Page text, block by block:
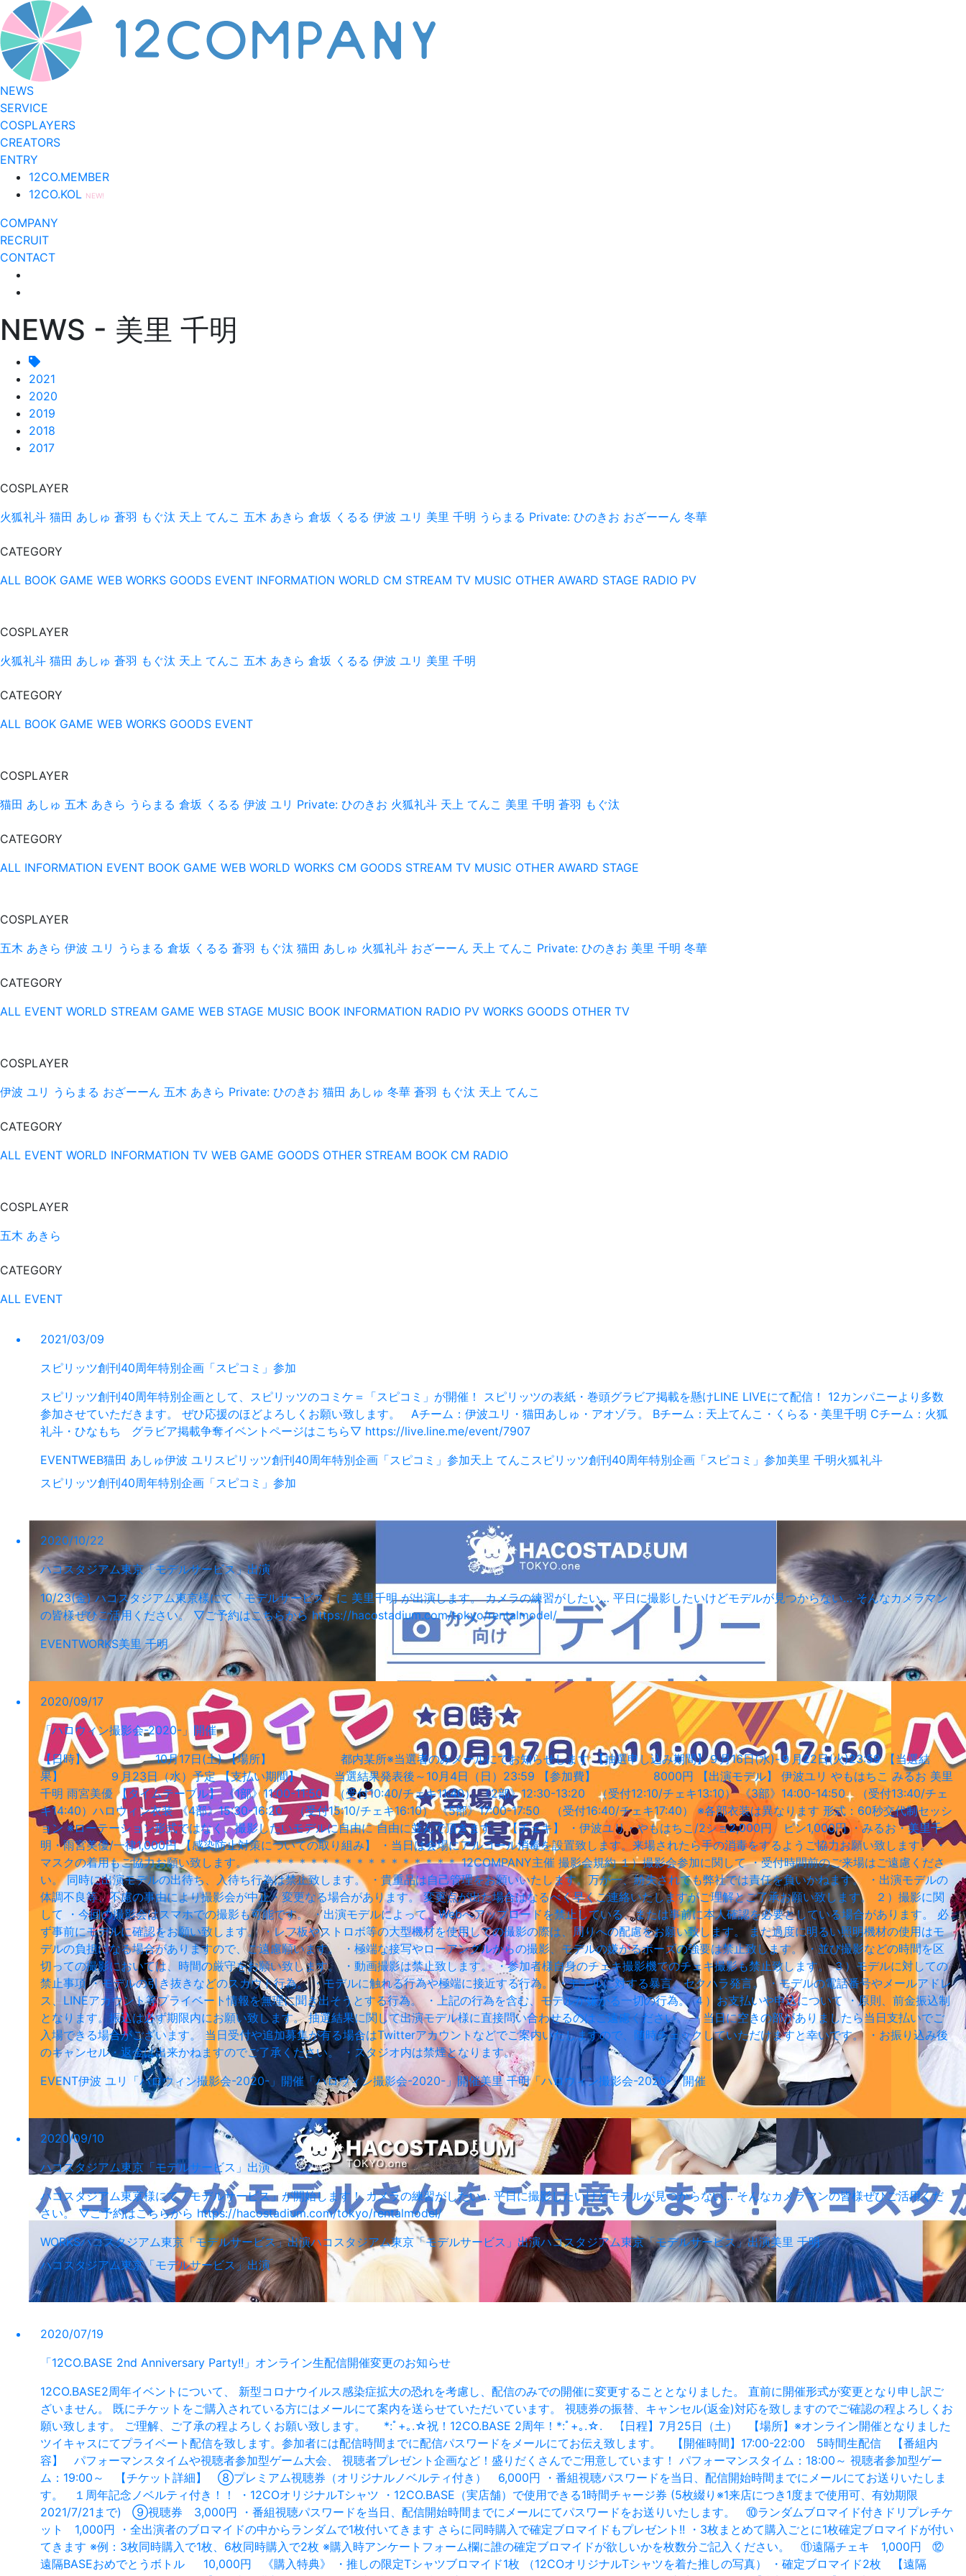
NEWS
SERVICE
COSPLAYERS
CREATORS
ENTRY
12CO.MEMBER
12CO.KOL NEW!
COMPANY
RECRUIT
CONTACT
NEWS - 美里 千明
2021
2020
2019
2018
2017
COSPLAYER
火狐礼斗 猫田 あしゅ 蒼羽 もぐ汰 天上 てんこ 五木 あきら 倉坂 くるる 伊波 ユリ 美里 千明 うらまる Private: ひのきお おざーーん 冬華
CATEGORY
ALL BOOK GAME WEB WORKS GOODS EVENT INFORMATION WORLD CM STREAM TV MUSIC OTHER AWARD STAGE RADIO PV
COSPLAYER
火狐礼斗 猫田 あしゅ 蒼羽 もぐ汰 天上 てんこ 五木 あきら 倉坂 くるる 伊波 ユリ 美里 千明
CATEGORY
ALL BOOK GAME WEB WORKS GOODS EVENT
COSPLAYER
猫田 あしゅ 五木 あきら うらまる 倉坂 くるる 伊波 ユリ Private: ひのきお 火狐礼斗 天上 てんこ 美里 千明 蒼羽 もぐ汰
CATEGORY
ALL INFORMATION EVENT BOOK GAME WEB WORLD WORKS CM GOODS STREAM TV MUSIC OTHER AWARD STAGE
COSPLAYER
五木 あきら 伊波 ユリ うらまる 倉坂 くるる 蒼羽 もぐ汰 猫田 あしゅ 火狐礼斗 おざーーん 天上 てんこ Private: ひのきお 美里 千明 冬華
CATEGORY
ALL EVENT WORLD STREAM GAME WEB STAGE MUSIC BOOK INFORMATION RADIO PV WORKS GOODS OTHER TV
COSPLAYER
伊波 ユリ うらまる おざーーん 五木 あきら Private: ひのきお 猫田 あしゅ 冬華 蒼羽 もぐ汰 天上 てんこ
CATEGORY
ALL EVENT WORLD INFORMATION TV WEB GAME GOODS OTHER STREAM BOOK CM RADIO
COSPLAYER
五木 あきら
CATEGORY
ALL EVENT
2021/03/09
スピリッツ創刊40周年特別企画「スピコミ」参加
スピリッツ創刊40周年特別企画として、スピリッツのコミケ＝「スピコミ」が開催！ スピリッツの表紙・巻頭グラビア掲載を懸けLINE LIVEにて配信！ 12カンパニーより多数
参加させていただきます。 ぜひ応援のほどよろしくお願い致します。 Aチーム：伊波ユリ・猫田あしゅ・アオゾラ。 Bチーム：天上てんこ・くらる・美里千明 Cチーム：火狐
礼斗・ひなもち グラビア掲載争奪イベントページはこちら▽ https://live.line.me/event/7907
EVENTWEB猫田 あしゅ伊波 ユリ スピリッツ創刊40周年特別企画「スピコミ」参加天上 てんこ スピリッツ創刊40周年特別企画「スピコミ」参加美里 千明火狐礼斗
スピリッツ創刊40周年特別企画「スピコミ」参加
2020/10/22
ハコスタジアム東京「モデルサービス」出演
10/23(金) ハコスタジアム東京様にて「モデルサービス」に 美里千明 が出演します。 カメラの練習がしたい… 平日に撮影したいけどモデルが見つからない… そんなカメラマン
の皆様ぜひご活用ください。 ▽ご予約はこちらから https://hacostadium.com/tokyo/rentalmodel/
EVENTWORKS美里 千明
2020/09/17
「ハロウィン撮影会-2020-」開催
【日時】 10月17日(土) 【場所】 都内某所※当選者のみメールにてお知らせします 【抽選申し込み期間】９月16日(水)-９月22日(火)23:59 【当選結
果】 ９月23日（水）予定 【支払い期間】 当選結果発表後～10月4日（日）23:59 【参加費】 8000円 【出演モデル】 伊波ユリ やもはちこ みるお 美里
千明 雨宮美優 【タイムテーブル】 《1部》11:00-11:50 （受付10:40/チェキ11:40） 《2部》12:30-13:20 （受付12:10/チェキ13:10） 《3部》14:00-14:50 （受付13:40/チェ
キ14:40）ハロウィン衣装 《4部》15:30-16:20 （受付15:10/チェキ16:10） 《5部》17:00-17:50 （受付16:40/チェキ17:40） ※各部衣装は異なります 形式：60秒交代制セッシ
ョン ※ローテーション形式ではなく、撮影したいモデルに自由に 自由に並んで頂きます。 【チェキ】 ・伊波ユリ・やもはちこ/2ショ2,000円 ピン1,000円 ・みるお・美里千
明・雨宮美優/一律1,000円 【感染防止対策についての取り組み】 ・当日は会場にアルコール消毒を設置致します。来場されたら手の消毒をするようご協力お願い致します。 ・
マスクの着用もご協力お願い致します。 ＊＊＊＊＊＊＊＊＊＊＊＊＊＊＊＊＊＊ 12COMPANY主催 撮影会規約 １）撮影会参加に関して ・受付時間前のご来場はご遠慮くださ
い。 同時に出演モデルの出待ち、入待ち行為は禁止致します。 ・貴重品は自己管理をお願いいたします。万が一、紛失されても弊社では責任を負いかねます。 ・出演モデルの
体調不良等、不慮の事由により撮影会が中止・変更なる場合があります。 変更点が出た場合はなるべく早くご連絡いたしますがご理解とご了承お願い致します。 ２）撮影に関
して ・今回の撮影会はスマホでの撮影も可能です。 ・出演モデルによって、Webへアップロードを禁止している、または事前に本人確認を必要としている場合があります。 必
ず事前にモデルに確認をお願い致します。 ・レフ板やストロボ等の大型機材を使用しての撮影の際は、周りへの配慮をお願い致します。 また過度に明るい照明機材の使用はモ
デルの負担になる場合がありますので、ご遠慮願います。 ・極端な接写やローアングルからの撮影、モデルの嫌がるポーズの強要は禁止致します。 ・並び撮影などの時間を区
切っての撮影においては、時間の厳守をお願い致します。 ・動画撮影は禁止致します。 ・参加者様自身のチェキ撮影機でのチェキ撮影も禁止致します。 ３）モデルに対しての
禁止事項 ・モデルの引き抜きなどのスカウト行為。 ・モデルに触れる行為や極端に接近する行為。 ・モデルに対する暴言、セクハラ発言。 ・モデルの電話番号やメールアドレ
ス、LINEアカウント等プライベート情報を無理に聞き出そうとする行為。 ・上記の行為を含む、モデルが嫌がる一切の行為。 ４）お支払いや申込について ・原則、前金振込制
となります。振込は必ず期限内にお願い致します。 抽選結果に関して出演モデル様に直接問い合わせるのはご遠慮ください。 ・当日に空きの部がありましたら当日支払いでご
入場できる場合がございます。 当日受付や追加募集が有る場合はTwitterアカウントなどでご案内いたしますので、随時チェックしていただけますと幸いです。 ・お振り込み後
のキャンセル・返金は出来かねますのでご了承ください。 ・スタジオ内は禁煙となります。
EVENT伊波 ユリ 「ハロウィン撮影会-2020-」開催「ハロウィン撮影会-2020-」開催美里 千明「ハロウィン撮影会-2020-」開催
2020/09/10
ハコスタジアム東京「モデルサービス」出演
ハコスタジアム東京様にて「モデルサービス」が開始します！ カメラの練習がしたい… 平日に撮影したいけどモデルが見つからない… そんなカメラマンの皆様ぜひご活用くだ
さい。 ▽ご予約はこちらから https://hacostadium.com/tokyo/rentalmodel/
WORKSハコスタジアム東京「モデルサービス」出演ハコスタジアム東京「モデルサービス」出演ハコスタジアム東京「モデルサービス」出演美里 千明
ハコスタジアム東京「モデルサービス」出演
2020/07/19
「12CO.BASE 2nd Anniversary Party!!」オンライン生配信開催変更のお知らせ
12CO.BASE2周年イベントについて、 新型コロナウイルス感染症拡大の恐れを考慮し、配信のみでの開催に変更することとなりました。 直前に開催形式が変更となり申し訳ご
ざいません。 既にチケットをご購入されている方にはメールにて案内を送らせていただいています。 視聴券の振替、キャンセル(返金)対応を致しますのでご確認の程よろしくお
願い致します。 ご理解、ご了承の程よろしくお願い致します。 *:ﾟ+｡.☆祝！12CO.BASE 2周年！*:ﾟ+｡.☆. 【日程】7月25日（土） 【場所】※オンライン開催となりました
ツイキャスにてプライベート配信を致します。参加者には配信時間までに配信パスワードをメールにてお伝え致します。 【開催時間】17:00-22:00 5時間生配信 【番組内
容】 パフォーマンスタイムや視聴者参加型ゲーム大会、 視聴者プレゼント企画など！盛りだくさんでご用意しています！ パフォーマンスタイム：18:00～ 視聴者参加型ゲー
ム：19:00～ 【チケット詳細】 ⑧プレミアム視聴券（オリジナルノベルティ付き） 6,000円 ・番組視聴パスワードを当日、配信開始時間までにメールにてお送りいたしま
す。 １周年記念ノベルティ付き！！ ・12COオリジナルTシャツ ・12CO.BASE（実店舗）で使用できる1時間チャージ券 (5枚綴り※1来店につき1度まで使用可、有効期限
2021/7/21まで) ⑨視聴券 3,000円 ・番組視聴パスワードを当日、配信開始時間までにメールにてパスワードをお送りいたします。 ⑩ランダムブロマイド付きドリプレチケ
ット 1,000円 ・全出演者のブロマイドの中からランダムで1枚付いてきます さらに同時購入で確定ブロマイドもプレゼント!! ・3枚まとめて購入ごとに1枚確定ブロマイドが付い
てきます ※例：3枚同時購入で1枚、6枚同時購入で2枚 ※購入時アンケートフォーム欄に誰の確定ブロマイドが欲しいかを枚数分ご記入ください。 ⑪遠隔チェキ 1,000円 ⑫
遠隔BASEおめでとうボトル 10,000円 《購入特典》 ・推しの限定Tシャツブロマイド1枚 （12COオリジナルTシャツを着た推しの写真） ・確定ブロマイド2枚 【遠隔